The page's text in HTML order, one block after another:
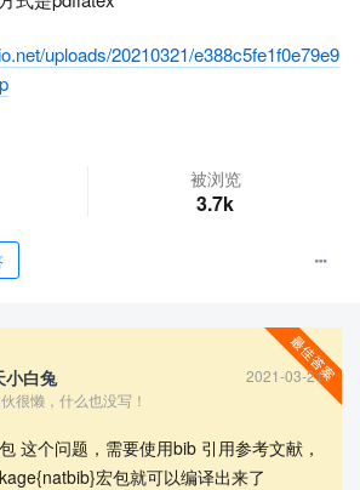
uploads/20210321/e388c5fe1f0e79e9
被浏览
3.7k
小白兔
2021-03-21
很懒，什么也没写！
这个问题，需要使用bib 引用参考文献，
宏包就可以编译出来了